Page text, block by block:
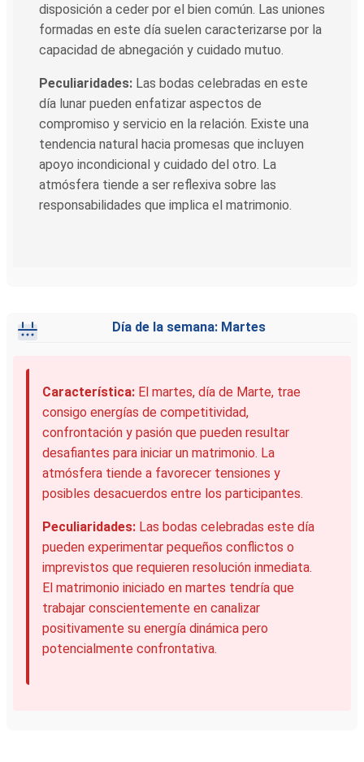
disposición a ceder por el bien común. Las uniones
formadas en este día suelen caracterizarse por la
capacidad de abnegación y cuidado mutuo.
Peculiaridades: Las bodas celebradas en este
día lunar pueden enfatizar aspectos de
compromiso y servicio en la relación. Existe una
tendencia natural hacia promesas que incluyen
apoyo incondicional y cuidado del otro. La
atmósfera tiende a ser reflexiva sobre las
responsabilidades que implica el matrimonio.
Día de la semana: Martes
Característica: El martes, día de Marte, trae
consigo energías de competitividad,
confrontación y pasión que pueden resultar
desafiantes para iniciar un matrimonio. La
atmósfera tiende a favorecer tensiones y
posibles desacuerdos entre los participantes.
Peculiaridades: Las bodas celebradas este día
pueden experimentar pequeños conflictos o
imprevistos que requieren resolución inmediata.
El matrimonio iniciado en martes tendría que
trabajar conscientemente en canalizar
positivamente su energía dinámica pero
potencialmente confrontativa.